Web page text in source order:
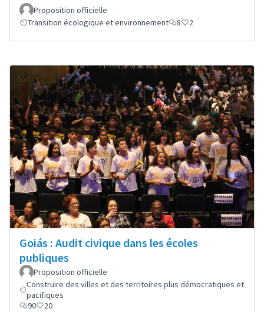
Proposition officielle
Transition écologique et environnement
8 2
Goiás : Audit civique dans les écoles
publiques
Proposition officielle
Construire des villes et des territoires plus démocratiques et
pacifiques
90
20